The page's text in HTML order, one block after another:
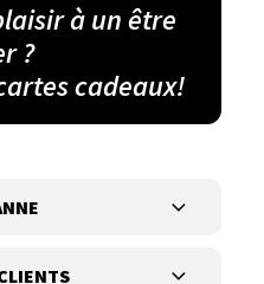
à un être
?
cadeaux!